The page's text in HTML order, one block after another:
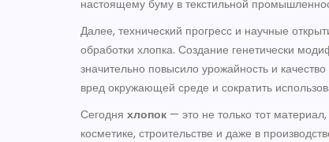
настоящему буму в текстильной
Далее, технический прогресс и научные
обработки хлопка. Создание генетически
значительно повысило урожайность и
вред окружающей среде и сократить
Сегодня хлопок — это не только тот
косметике, строительстве и даже в